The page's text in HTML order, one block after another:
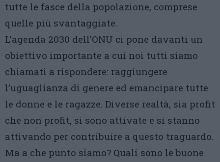
tutte le fasce della popolazione, comprese
quelle più svantaggiate.
L’agenda 2030 dell’ONU ci pone davanti un
obiettivo importante a cui noi tutti siamo
chiamati a rispondere: raggiungere
l’uguaglianza di genere ed emancipare tutte
le donne e le ragazze. Diverse realtà, sia profit
che non profit, si sono attivate e si stanno
attivando per contribuire a questo traguardo.
Ma a che punto siamo? Quali sono le buone